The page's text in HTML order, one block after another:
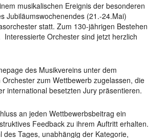
musikalischen Ereignis der besonderen
Jubiläumswochenendes (21.-24.Mai)
statt. Zum 130-jährigen Bestehen
Orchester sind jetzt herzlich
des Musikvereins unter dem
zum Wettbewerb zugelassen, die
international besetzten Jury präsentieren.
an jeden Wettbewerbsbeitrag ein
Feedback zu ihrem Auftritt erhalten.
Tages, unabhängig der Kategorie,